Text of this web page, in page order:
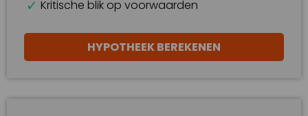
Kritische blik op voorwaarden
HYPOTHEEK BEREKENEN